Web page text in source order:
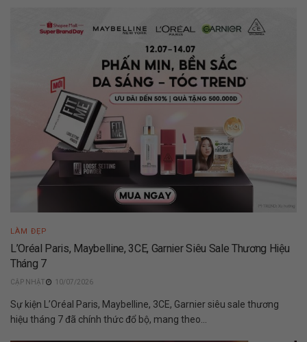
LÀM ĐẸP
L’Oréal Paris, Maybelline, 3CE, Garnier Siêu Sale Thương Hiệu
Tháng 7
10/07/2026
Sự kiện L’Oréal Paris, Maybelline, 3CE, Garnier siêu sale thương
hiệu tháng 7 đã chính thức đổ bộ, mang theo...